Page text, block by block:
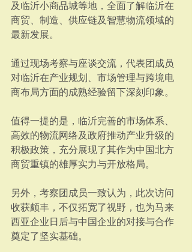
及临沂小商品城等地，全面了解临沂在
商贸、制造、供应链及智慧物流领域的
最新发展。﻿
通过现场考察与座谈交流，代表团成员
对临沂在产业规划、市场管理与跨境电
商布局方面的成熟经验留下深刻印象。﻿
值得一提的是，临沂完善的市场体系、
高效的物流网络及政府推动产业升级的
积极政策，充分展现了其作为中国北方
商贸重镇的雄厚实力与开放格局。﻿
另外，考察团成员一致认为，此次访问
收获颇丰，不仅拓宽了视野，也为马来
西亚企业日后与中国企业的对接与合作
奠定了坚实基础。﻿